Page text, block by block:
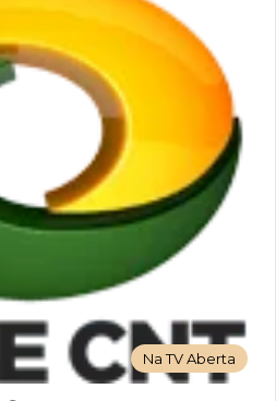
Na TV Aberta